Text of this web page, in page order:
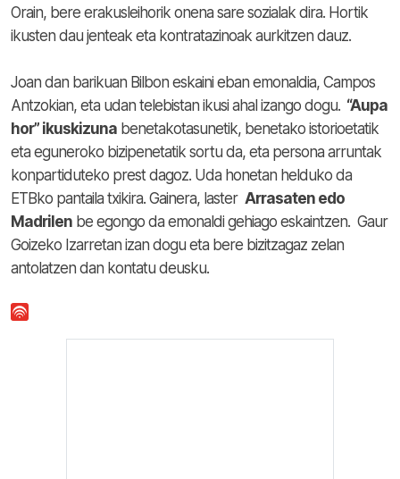
Orain, bere erakusleihorik onena sare sozialak dira. Hortik
ikusten dau jenteak eta kontratazinoak aurkitzen dauz.
Joan dan barikuan Bilbon eskaini eban emonaldia, Campos
Antzokian, eta udan telebistan ikusi ahal izango dogu. “Aupa
hor” ikuskizuna benetakotasunetik, benetako istorioetatik
eta eguneroko bizipenetatik sortu da, eta persona arruntak
konpartiduteko prest dagoz. Uda honetan helduko da
ETBko pantaila txikira. Gainera, laster Arrasaten edo
Madrilen be egongo da emonaldi gehiago eskaintzen. Gaur
Goizeko Izarretan izan dogu eta bere bizitzagaz zelan
antolatzen dan kontatu deusku.